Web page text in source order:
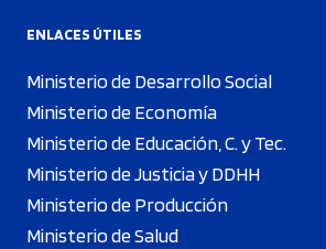
ENLACES ÚTILES
Ministerio de Desarrollo Social
Ministerio de Economía
Ministerio de Educación, C. y Tec.
Ministerio de Justicia y DDHH
Ministerio de Producción
Ministerio de Salud